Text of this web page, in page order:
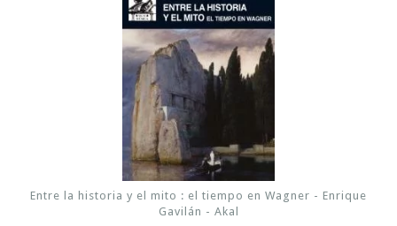
Entre la historia y el mito : el tiempo en Wagner - Enrique
Gavilán - Akal